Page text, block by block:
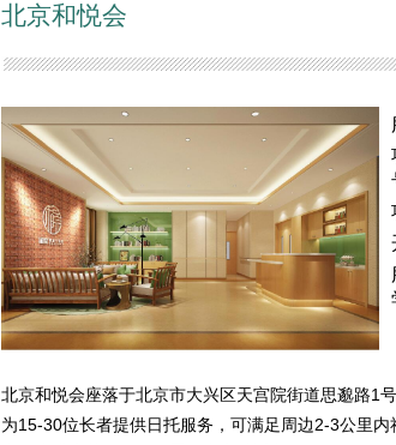
北京和悦会
北京和悦会座落于北京市大兴区天宫院街道思邈路1
为15-30位长者提供日托服务，可满足周边2-3公里